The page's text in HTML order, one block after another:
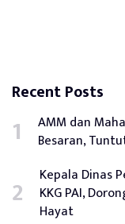
Recent Posts
AMM dan
Besaran,
Kepala Dinas
KKG PAI,
Hayat